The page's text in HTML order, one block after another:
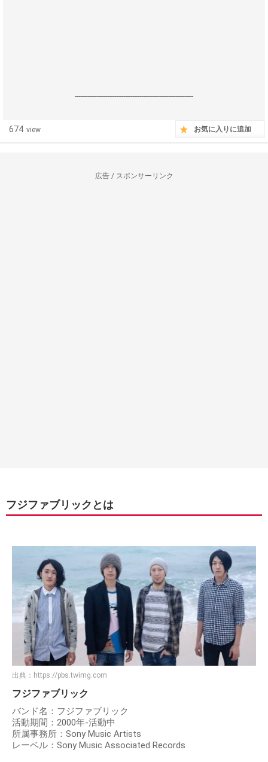
------------------------------------------------------------------
674 view お気に入りに追加
広告 / スポンサーリンク
フジファブリックとは
出典： https://pbs.twimg.com
フジファブリック
バンド名：フジファブリック
活動期間：2000年-活動中
所属事務所：Sony Music Artists
レーベル：Sony Music Associated Records